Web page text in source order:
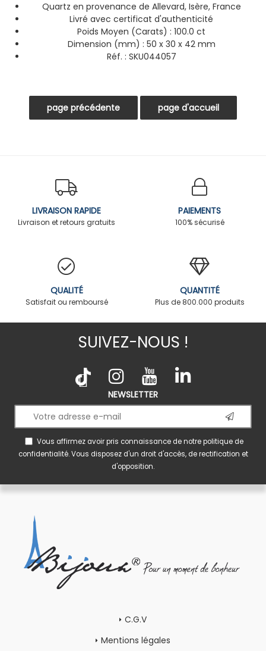
Quartz en provenance de Allevard, Isère, France
Livré avec certificat d'authenticité
Poids Moyen (Carats) : 100.0 ct
Dimension (mm) : 50 x 30 x 42 mm
Réf. : SKU044057
LIVRAISON RAPIDE
Livraison et retours gratuits
PAIEMENTS
100% sécurisé
QUALITÉ
Satisfait ou remboursé
QUANTITÉ
Plus de 800.000 produits
SUIVEZ-NOUS !
NEWSLETTER
Vous affirmez avoir pris connaissance de notrepolitique de
confidentialité. Vous disposez d'un droit d'accès, de rectification et
d'opposition.
C.G.V
Mentions légales